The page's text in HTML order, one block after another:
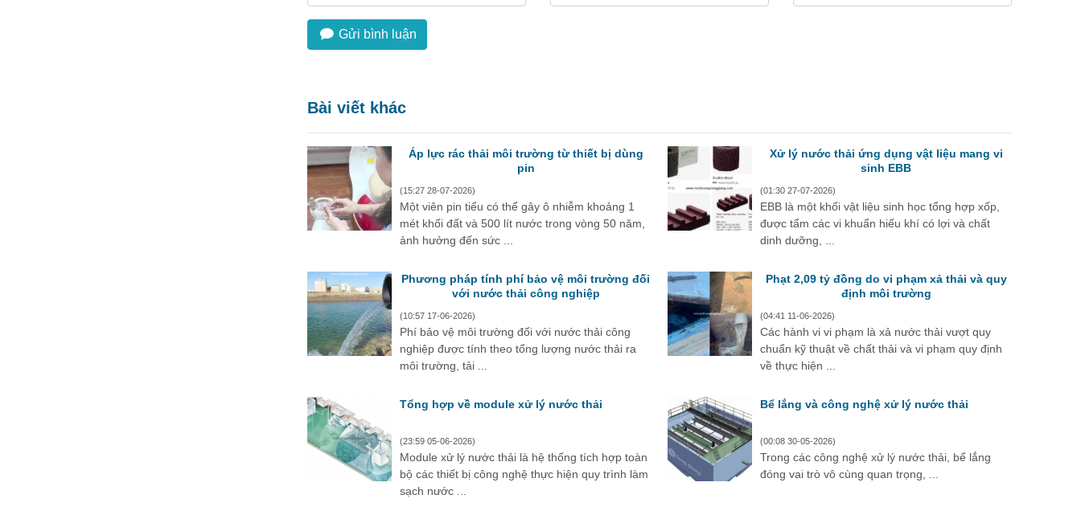
Gửi bình luận
Bài viết khác
Áp lực rác thải môi trường từ thiết bị dùng
pin
(15:27 28-07-2026)
Một viên pin tiểu có thể gây ô nhiễm khoảng 1
mét khối đất và 500 lít nước trong vòng 50 năm,
ảnh hưởng đến sức ...
Xử lý nước thải ứng dụng vật liệu mang vi
sinh EBB
(01:30 27-07-2026)
EBB là một khối vật liệu sinh học tổng hợp xốp,
được tẩm các vi khuẩn hiếu khí có lợi và chất
dinh dưỡng, ...
Phương pháp tính phí bảo vệ môi trường đối
với nước thải công nghiệp
(10:57 17-06-2026)
Phí bảo vệ môi trường đối với nước thải công
nghiệp được tính theo tổng lượng nước thải ra
môi trường, tải ...
Phạt 2,09 tỷ đồng do vi phạm xả thải và quy
định môi trường
(04:41 11-06-2026)
Các hành vi vi phạm là xả nước thải vượt quy
chuẩn kỹ thuật về chất thải và vi phạm quy định
về thực hiện ...
Tổng hợp về module xử lý nước thải
(23:59 05-06-2026)
Module xử lý nước thải là hệ thống tích hợp toàn
bộ các thiết bị công nghệ thực hiện quy trình làm
sạch nước ...
Bể lắng và công nghệ xử lý nước thải
(00:08 30-05-2026)
Trong các công nghệ xử lý nước thải, bể lắng
đóng vai trò vô cùng quan trọng, ...